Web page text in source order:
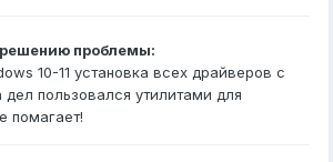
проблемы:
10-11 установка всех драйверов с
дел пользовался утилитами для
помагает!